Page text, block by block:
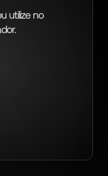
utilize no